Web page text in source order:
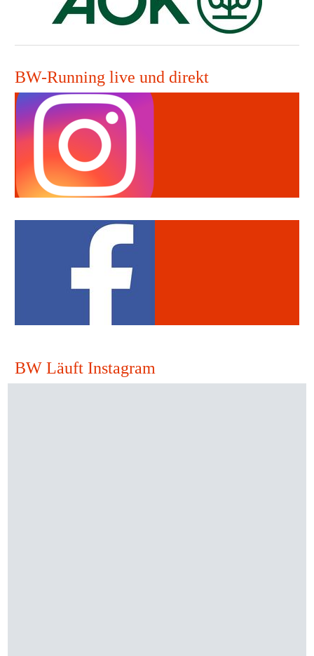
BW-Running live und direkt
BW Läuft Instagram